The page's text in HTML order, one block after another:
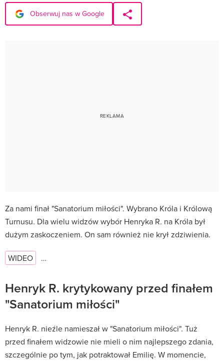
Obserwuj nas w Google
Za nami finał "Sanatorium miłości". Wybrano Króla i Królową
Turnusu. Dla wielu widzów wybór Henryka R. na Króla był
dużym zaskoczeniem. On sam również nie krył zdziwienia.
WIDEO …
Henryk R. krytykowany przed finałem
"Sanatorium miłości"
Henryk R. nieźle namieszał w "Sanatorium miłości". Tuż
przed finałem widzowie nie mieli o nim najlepszego zdania,
szczególnie po tym, jak potraktował Emilię. W momencie,